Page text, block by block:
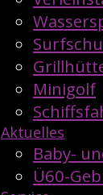
Minigolf
Aktuelles
Baby-
Ü60-